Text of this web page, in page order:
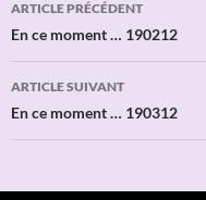
des
articles
ARTICLE PRÉCÉDENT
En ce moment … 190212
ARTICLE SUIVANT
En ce moment … 190312